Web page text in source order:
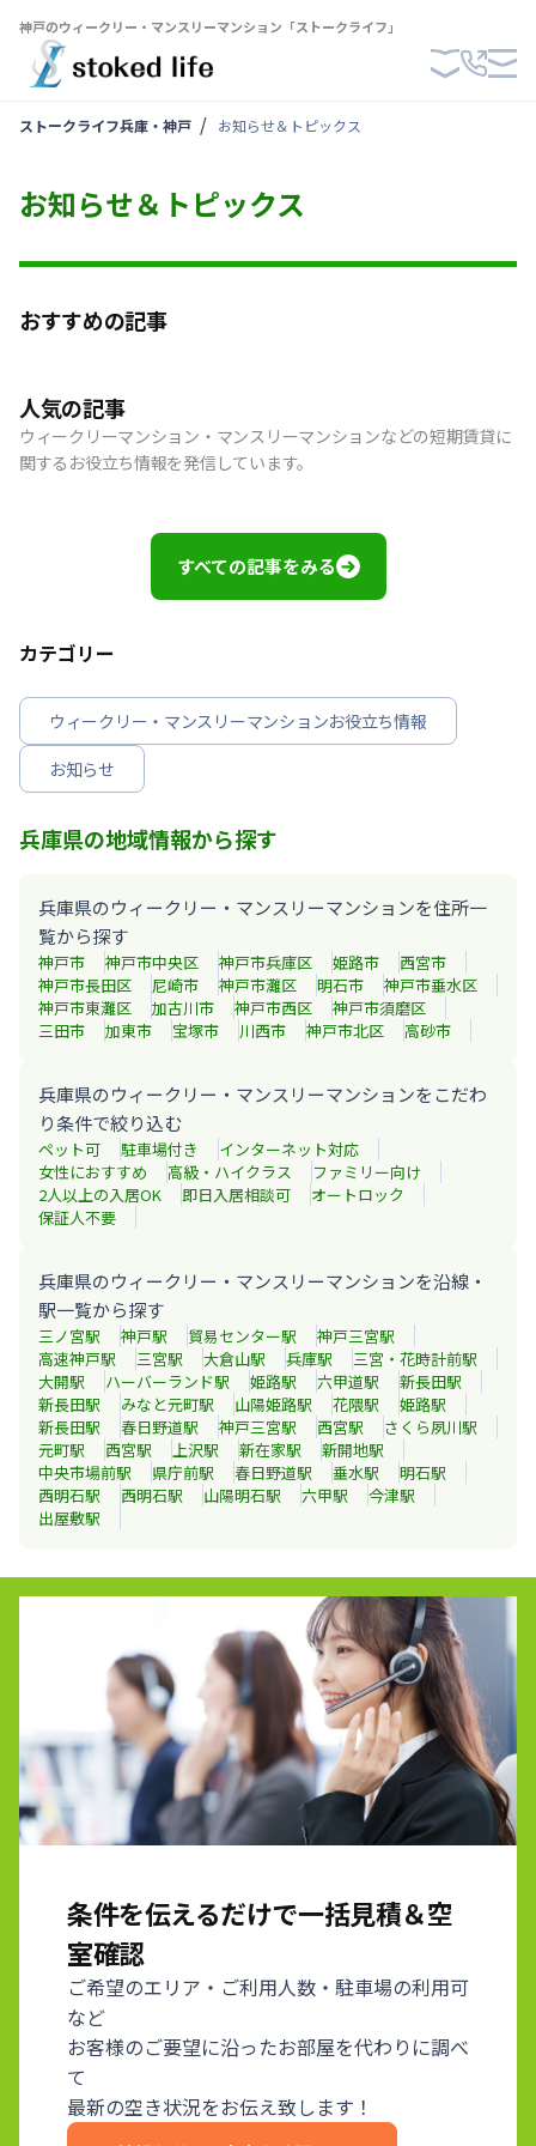
神戸のウィークリー・マンスリーマンション「ストークライフ」
ストークライフ兵庫・神戸 お知らせ＆トピックス
お知らせ＆トピックス
おすすめの記事
人気の記事
ウィークリーマンション・マンスリーマンションなどの短期賃貸に
関するお役立ち情報を発信しています。
すべての記事をみる
カテゴリー
ウィークリー・マンスリーマンションお役立ち情報
お知らせ
兵庫県の地域情報から探す
兵庫県のウィークリー・マンスリーマンションを住所一
覧から探す
神戸市 神戸市中央区 神戸市兵庫区 姫路市
西宮市
神戸市長田区
尼崎市 神戸市灘区 明石市
神戸市垂水区
神戸市東灘区
加古川市 神戸市西区
神戸市須磨区
三田市
加東市 宝塚市 川西市 神戸市北区 高砂市
兵庫県のウィークリー・マンスリーマンションをこだわ
り条件で絞り込む
ペット可 駐車場付き
インターネット対応
女性におすすめ
高級・ハイクラス
ファミリー向け
2人以上の入居OK
即日入居相談可
オートロック
保証人不要
兵庫県のウィークリー・マンスリーマンションを沿線・
駅一覧から探す
三ノ宮駅 神戸駅 貿易センター駅 神戸三宮駅
高速神戸駅 三宮駅 大倉山駅 兵庫駅 三宮・花時計前駅
大開駅 ハーバーランド駅 姫路駅 六甲道駅 新長田駅
新長田駅 みなと元町駅 山陽姫路駅 花隈駅 姫路駅
新長田駅 春日野道駅 神戸三宮駅 西宮駅 さくら夙川駅
元町駅 西宮駅 上沢駅 新在家駅 新開地駅
中央市場前駅 県庁前駅 春日野道駅 垂水駅 明石駅
西明石駅 西明石駅 山陽明石駅 六甲駅 今津駅
出屋敷駅
条件を伝えるだけで一括見積＆空
室確認
ご希望のエリア・ご利用人数・駐車場の利用可
など
お客様のご要望に沿ったお部屋を代わりに調べ
て
最新の空き状況をお伝え致します！